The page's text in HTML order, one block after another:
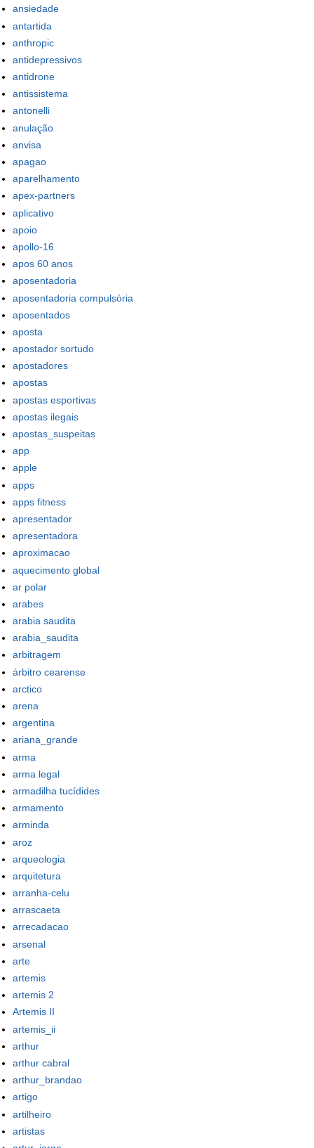
ansiedade
antartida
anthropic
antidepressivos
antidrone
antissistema
antonelli
anulação
anvisa
apagao
aparelhamento
apex-partners
aplicativo
apoio
apollo-16
apos 60 anos
aposentadoria
aposentadoria compulsória
aposentados
aposta
apostador sortudo
apostadores
apostas
apostas esportivas
apostas ilegais
apostas_suspeitas
app
apple
apps
apps fitness
apresentador
apresentadora
aproximacao
aquecimento global
ar polar
arabes
arabia saudita
arabia_saudita
arbitragem
árbitro cearense
arctico
arena
argentina
ariana_grande
arma
arma legal
armadilha tucídides
armamento
arminda
aroz
arqueologia
arquitetura
arranha-celu
arrascaeta
arrecadacao
arsenal
arte
artemis
artemis 2
Artemis II
artemis_ii
arthur
arthur cabral
arthur_brandao
artigo
artilheiro
artistas